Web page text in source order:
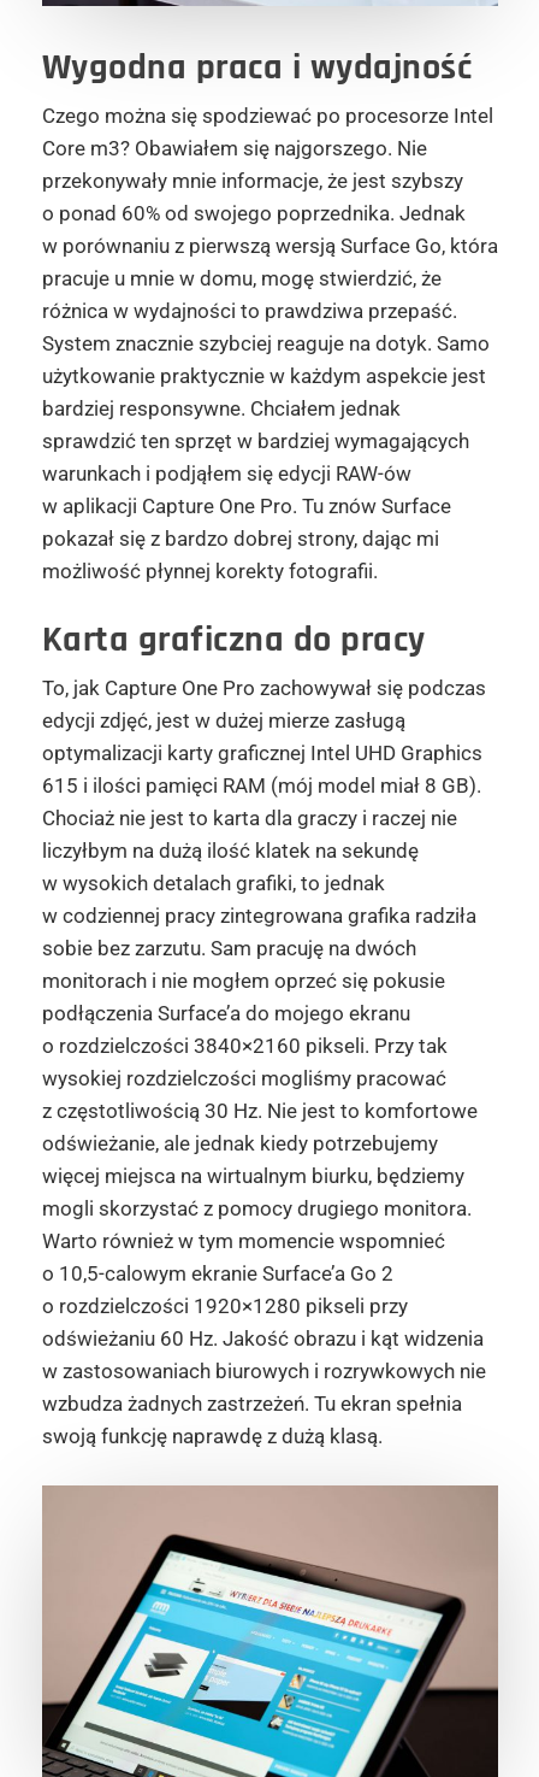
Wygodna praca i wydajność
Czego można się spodziewać po procesorze Intel
Core m3? Obawiałem się najgorszego. Nie
przekonywały mnie informacje, że jest szybszy
o ponad 60% od swojego poprzednika. Jednak
w porównaniu z pierwszą wersją Surface Go, która
pracuje u mnie w domu, mogę stwierdzić, że
różnica w wydajności to prawdziwa przepaść.
System znacznie szybciej reaguje na dotyk. Samo
użytkowanie praktycznie w każdym aspekcie jest
bardziej responsywne. Chciałem jednak
sprawdzić ten sprzęt w bardziej wymagających
warunkach i podjąłem się edycji RAW-ów
w aplikacji Capture One Pro. Tu znów Surface
pokazał się z bardzo dobrej strony, dając mi
możliwość płynnej korekty fotografii.
Karta graficzna do pracy
To, jak Capture One Pro zachowywał się podczas
edycji zdjęć, jest w dużej mierze zasługą
optymalizacji karty graficznej Intel UHD Graphics
615 i ilości pamięci RAM (mój model miał 8 GB).
Chociaż nie jest to karta dla graczy i raczej nie
liczyłbym na dużą ilość klatek na sekundę
w wysokich detalach grafiki, to jednak
w codziennej pracy zintegrowana grafika radziła
sobie bez zarzutu. Sam pracuję na dwóch
monitorach i nie mogłem oprzeć się pokusie
podłączenia Surface’a do mojego ekranu
o rozdzielczości 3840×2160 pikseli. Przy tak
wysokiej rozdzielczości mogliśmy pracować
z częstotliwością 30 Hz. Nie jest to komfortowe
odświeżanie, ale jednak kiedy potrzebujemy
więcej miejsca na wirtualnym biurku, będziemy
mogli skorzystać z pomocy drugiego monitora.
Warto również w tym momencie wspomnieć
o 10,5-calowym ekranie Surface’a Go 2
o rozdzielczości 1920×1280 pikseli przy
odświeżaniu 60 Hz. Jakość obrazu i kąt widzenia
w zastosowaniach biurowych i rozrywkowych nie
wzbudza żadnych zastrzeżeń. Tu ekran spełnia
swoją funkcję naprawdę z dużą klasą.